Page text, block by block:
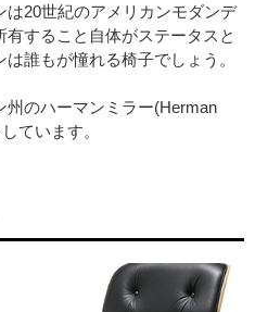
20世紀のアメリカンモダンデ
すること自体がステータスと
誰もが憧れる椅子でしょう。
のハーマンミラー(Herman
ています。